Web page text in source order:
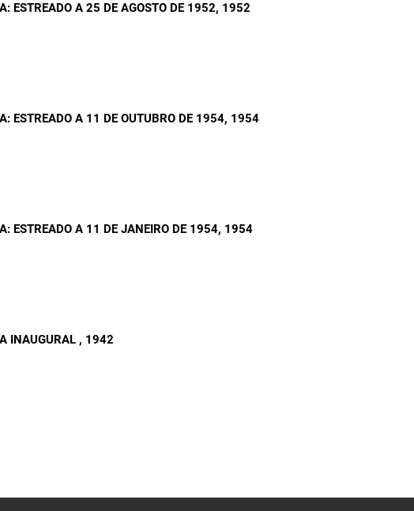
ESTREADO A 25 DE AGOSTO DE 1952, 1952
ESTREADO A 11 DE OUTUBRO DE 1954, 1954
ESTREADO A 11 DE JANEIRO DE 1954, 1954
INAUGURAL , 1942